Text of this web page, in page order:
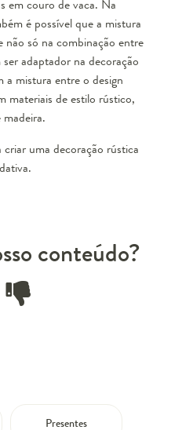
em couro de vaca. Na
é possível que a mistura
não só na combinação entre
adaptador na decoração
a mistura entre o design
materiais de estilo rústico,
uma decoração rústica
conteúdo?
Presentes